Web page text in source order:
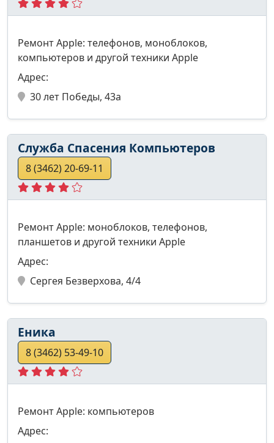
Ремонт Apple: телефонов, моноблоков,
компьютеров и другой техники Apple
Адрес:
30 лет Победы, 43а
Служба Спасения Компьютеров
8 (3462) 20-69-11
Ремонт Apple: моноблоков, телефонов,
планшетов и другой техники Apple
Адрес:
Сергея Безверхова, 4/4
Еника
8 (3462) 53-49-10
Ремонт Apple: компьютеров
Адрес: